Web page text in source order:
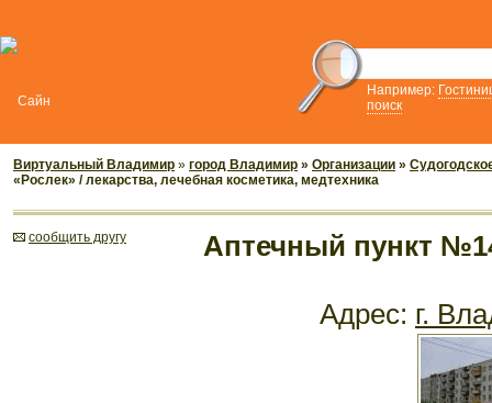
Например:
поиск
Виртуальный Владимир » город Владимир » Организации »
«Рослек» / лекарства, лечебная косметика, медтехника
cообщить другу Аптечный пункт
Адрес: г.